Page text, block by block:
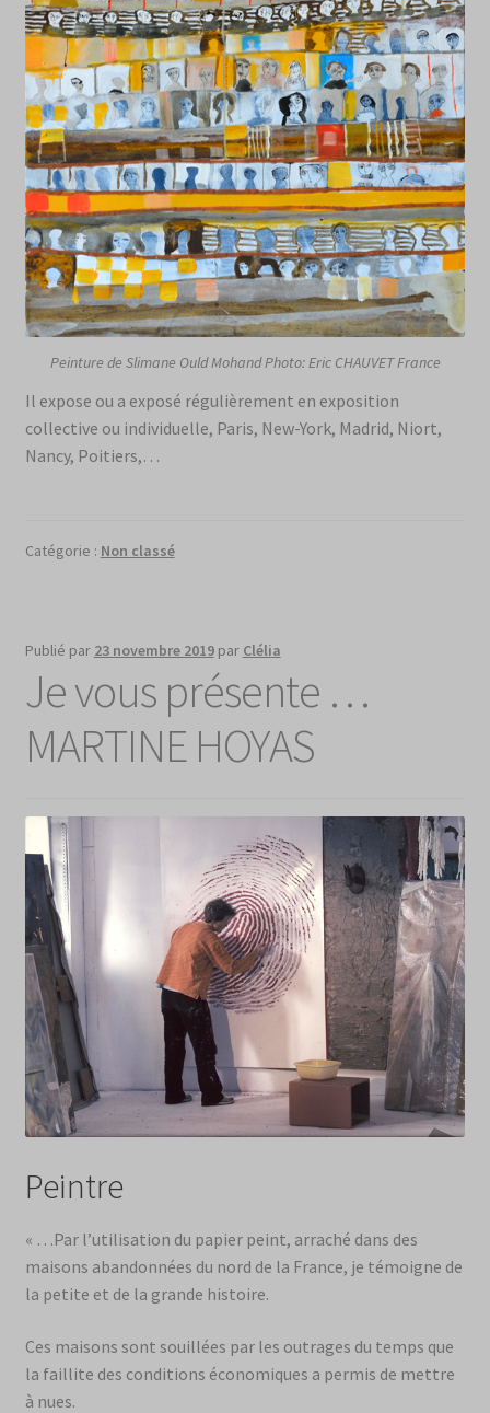
Peinture de Slimane Ould Mohand Photo: Eric CHAUVET France
Il expose ou a exposé régulièrement en exposition
collective ou individuelle, Paris, New-York, Madrid, Niort,
Nancy, Poitiers,…
Catégorie : Non classé
Publié par 23 novembre 2019 par Clélia
Je vous présente …
MARTINE HOYAS
Peintre
« …Par l’utilisation du papier peint, arraché dans des
maisons abandonnées du nord de la France, je témoigne de
la petite et de la grande histoire.
Ces maisons sont souillées par les outrages du temps que
la faillite des conditions économiques a permis de mettre
à nues.